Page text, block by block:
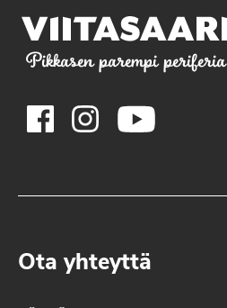
Pikkasen parempi periferia
Ota yhteyttä